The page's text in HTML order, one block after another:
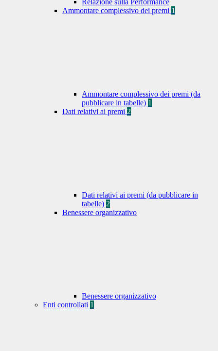
Relazione sulla Performance
Ammontare complessivo dei premi 1
Ammontare complessivo dei premi (da
pubblicare in tabelle) 1
Dati relativi ai premi 2
Dati relativi ai premi (da pubblicare in
tabelle) 2
Benessere organizzativo
Benessere organizzativo
Enti controllati 1